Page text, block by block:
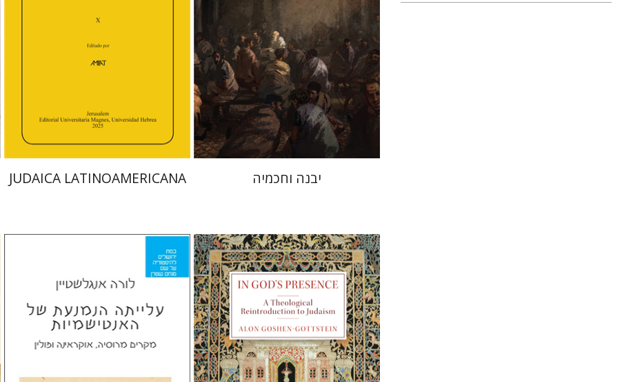
הנחת אתר ספר מודפס
$46
$41
יבנה וחכמיה
$53
$48
JUDAICA LATINOAMERICANA
אלון גושן-גוטשטיין
מירי אליאב-פלדון
דורון מגן